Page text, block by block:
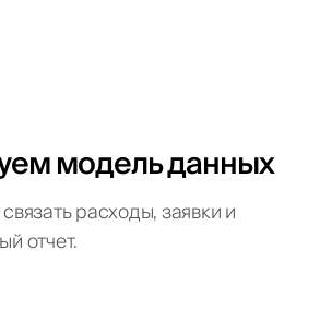
модель данных
расходы, заявки и
отчет.